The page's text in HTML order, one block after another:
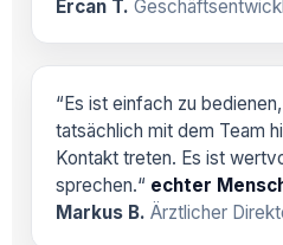
Ercan T.
“Es ist einfach zu
tatsächlich mit dem Team
Kontakt treten. Es ist
sprechen.“ echter
Markus B. Ärztlicher